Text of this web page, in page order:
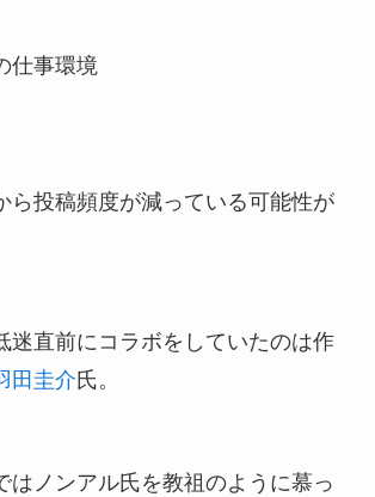
仕事環境
ら投稿頻度が減っている可能性が
迷直前にコラボをしていたのは作
田圭介 氏。
はノンアル氏を教祖のように慕っ